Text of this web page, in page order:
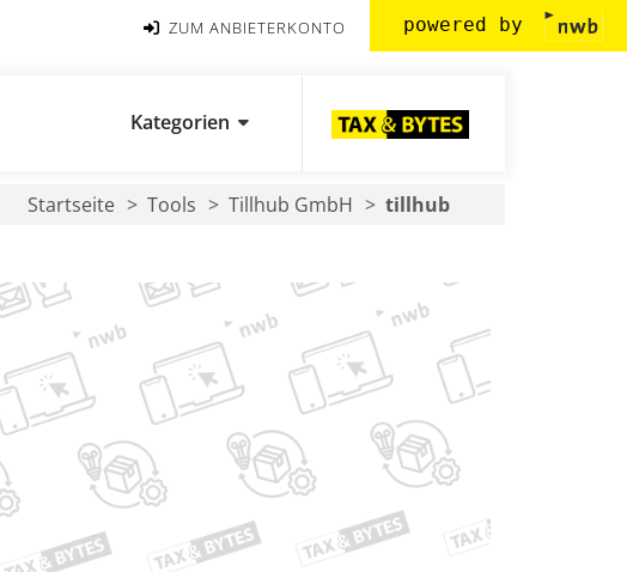
ZUM ANBIETERKONTO powered by
Kategorien
Startseite Tools Tillhub GmbH tillhub